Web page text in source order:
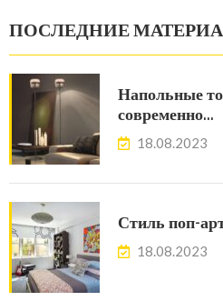
ПОСЛЕДНИЕ
Напольные
современно…
18.08.2023
Стиль поп-
18.08.2023